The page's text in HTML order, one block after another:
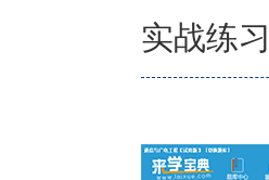
实战练习